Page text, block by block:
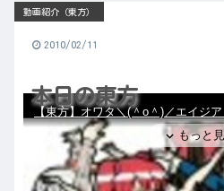
本日の東方
動画紹介（東方）
2010/02/11